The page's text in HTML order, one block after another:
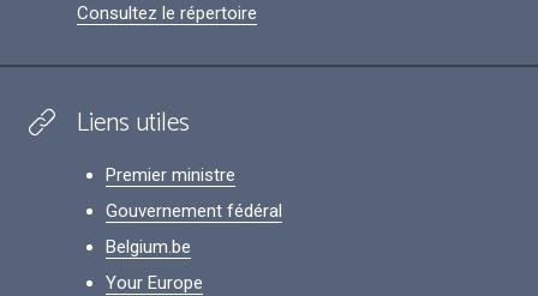
Consultez le répertoire
Liens utiles
Premier ministre
Gouvernement fédéral
Belgium.be
Your Europe